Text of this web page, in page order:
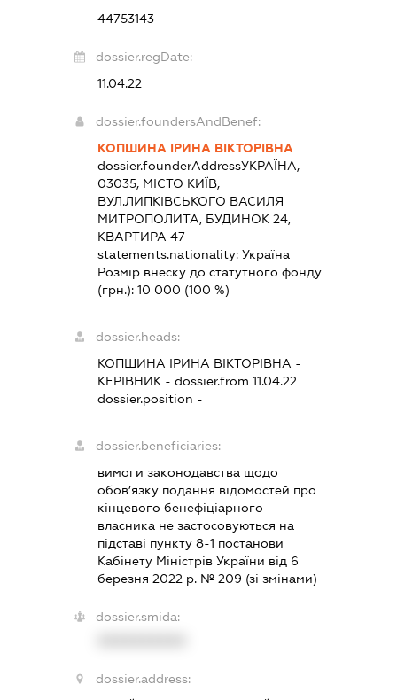
44753143
dossier.regDate:
11.04.22
dossier.foundersAndBenef:
КОПШИНА ІРИНА ВІКТОРІВНА
dossier.founderAddressУКРАЇНА,
03035, МІСТО КИЇВ,
ВУЛ.ЛИПКІВСЬКОГО ВАСИЛЯ
МИТРОПОЛИТА, БУДИНОК 24,
КВАРТИРА 47
statements.nationality:Україна
Розмір внеску до статутного фонду
(грн.):10 000 (100 %)
dossier.heads:
КОПШИНА ІРИНА ВІКТОРІВНА -
КЕРІВНИК - dossier.from 11.04.22
dossier.position -
dossier.beneficiaries:
вимоги законодавства щодо
обов’язку подання відомостей про
кінцевого бенефіціарного
власника не застосовуються на
підставі пункту 8-1 постанови
Кабінету Міністрів України від 6
березня 2022 р. № 209 (зі змінами)
dossier.smida:
dossier.address: